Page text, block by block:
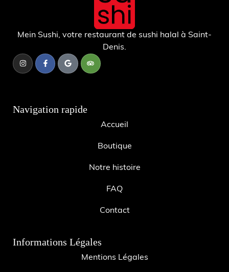
Mein Sushi, votre restaurant de sushi halal à Saint-
Denis.
Navigation rapide
Accueil
Boutique
Notre histoire
FAQ
Contact
Informations Légales
Mentions Légales